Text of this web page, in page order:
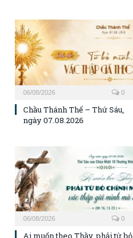
06/08/2026 0
Chầu Thánh Thể – Thứ Sáu,
ngày 07.08.2026
06/08/2026 0
Ai muốn theo Thầy, phải từ bỏ